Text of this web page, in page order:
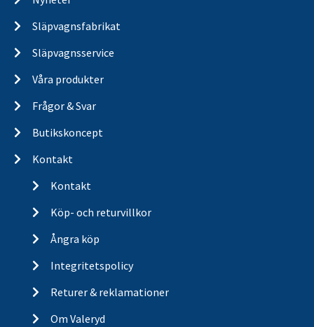
Släpvagnsfabrikat
Släpvagnsservice
Våra produkter
Frågor & Svar
Butikskoncept
Kontakt
Kontakt
Köp- och returvillkor
Ångra köp
Integritetspolicy
Returer & reklamationer
Om Valeryd